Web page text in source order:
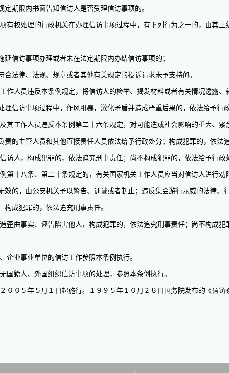
期限内书面告知信访人是否受理信访事项的。
权处理的行政机关在办理信访事项过程中，有下列行为之一的，由其上
信访事项办理或者未在法定期限内办结信访事项的；
法律、法规、规章或者其他有关规定的投诉请求未予支持的。
人员违反本条例规定，将信访人的检举、揭发材料或者有关情况透露、
信访事项过程中，作风粗暴，激化矛盾并造成严重后果的，依法给予行政
工作人员违反本条例第二十六条规定，对可能造成社会影响的重大、紧
责的主管人员和其他直接责任人员依法给予行政处分；构成犯罪的，依法
人，构成犯罪的，依法追究刑事责任；尚不构成犯罪的，依法给予行政
十八条、第二十条规定的，有关国家机关工作人员应当对信访人进行劝
的，由公安机关予以警告、训诫或者制止；违反集会游行示威的法律、
构成犯罪的，依法追究刑事责任。
曲事实、诬告陷害他人，构成犯罪的，依法追究刑事责任；尚不构成犯
业事业单位的信访工作参照本条例执行。
籍人、外国组织信访事项的处理，参照本条例执行。
０５年５月１日起施行。１９９５年１０月２８日国务院发布的《信访